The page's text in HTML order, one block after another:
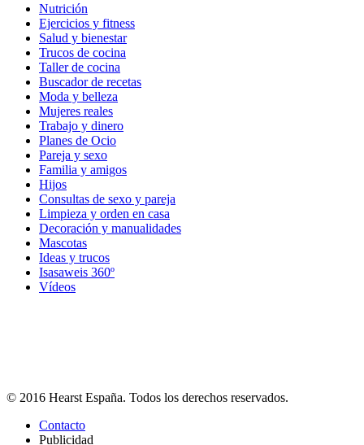
Nutrición
Ejercicios y fitness
Salud y bienestar
Trucos de cocina
Taller de cocina
Buscador de recetas
Moda y belleza
Mujeres reales
Trabajo y dinero
Planes de Ocio
Pareja y sexo
Familia y amigos
Hijos
Consultas de sexo y pareja
Limpieza y orden en casa
Decoración y manualidades
Mascotas
Ideas y trucos
Isasaweis 360º
Vídeos
© 2016 Hearst España. Todos los derechos reservados.
Contacto
Publicidad